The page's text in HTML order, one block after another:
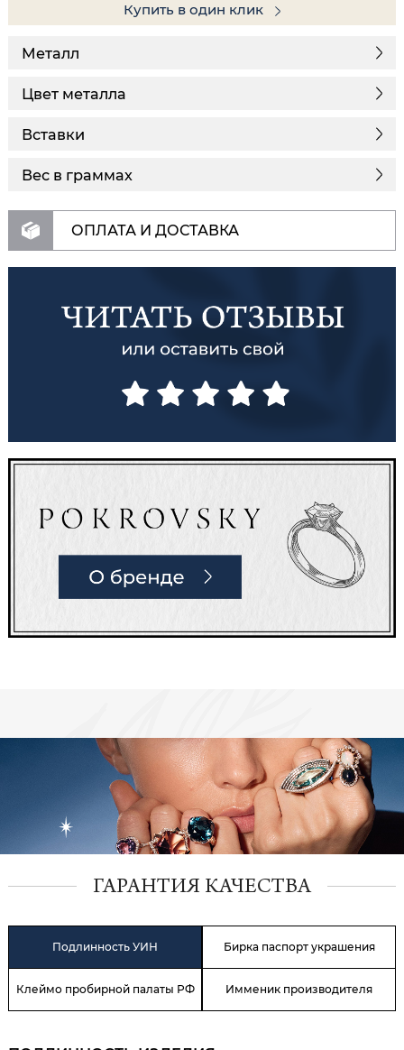
Купить в один клик
Металл
Цвет металла
Вставки
Вес в граммах
ОПЛАТА И ДОСТАВКА
ГАРАНТИЯ КАЧЕСТВА
Подлинность УИН Бирка паспорт украшения
Клеймо пробирной палаты РФ Имменик производителя